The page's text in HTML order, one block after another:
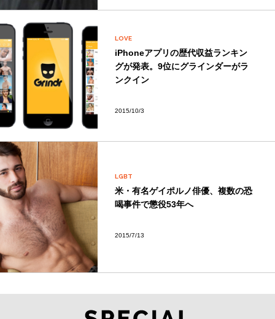
LOVE
iPhoneアプリの歴代収益ランキン
グが発表。9位にグラインダーがラ
ンクイン
2015/10/3
LGBT
米・有名ゲイポルノ俳優、複数の恐
喝事件で懲役53年へ
2015/7/13